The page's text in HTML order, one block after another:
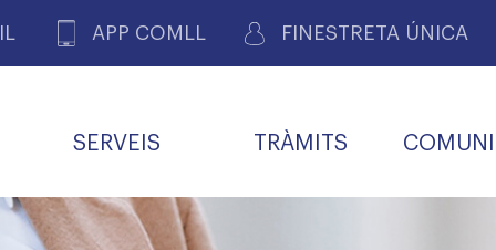
APP COMLL FINESTRETA ÚNICA
DE PACIENTS DE LLEIDA
SERVEIS TRÀMITS